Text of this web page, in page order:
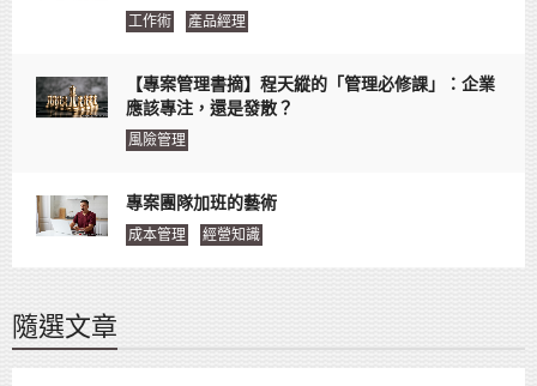
工作術 產品經理
【專案管理書摘】程天縱的「管理必修課」：企業
應該專注，還是發散？
風險管理
專案團隊加班的藝術
成本管理 經營知識
隨選文章